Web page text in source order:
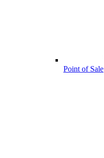
Point of Sale